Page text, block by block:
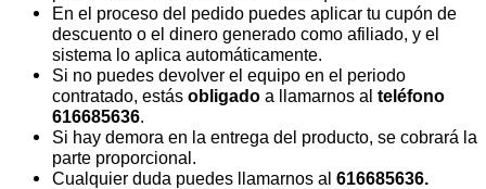
En el proceso del pedido puedes aplicar tu cupón de
descuento o el dinero generado como afiliado, y el
sistema lo aplica automáticamente.
Si no puedes devolver el equipo en el periodo
contratado, estás obligado a llamarnos al teléfono
616685636.
Si hay demora en la entrega del producto, se cobrará la
parte proporcional.
Cualquier duda puedes llamarnos al 616685636.